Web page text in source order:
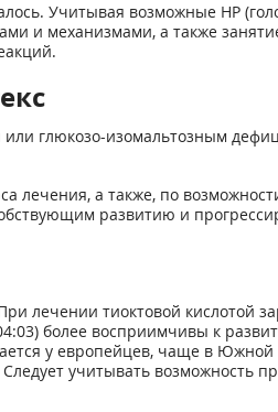
Учитывая возможные HP
и механизмами, а также
глюкозо-изомальтозным
лечения, а также, по
развитию и
лечении тиоктовой кислотой
более восприимчивы к
у европейцев, чаще в
учитывать возможность